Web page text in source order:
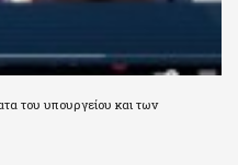
του υπουργείου και των